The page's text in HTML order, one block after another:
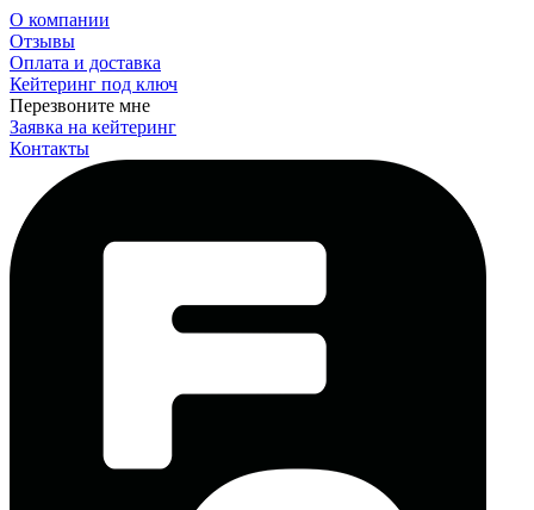
О компании
Отзывы
Оплата и доставка
Кейтеринг под ключ
Перезвоните мне
Заявка на кейтеринг
Контакты